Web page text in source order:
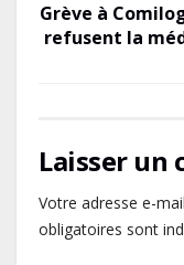
Grève à
refusent la
Laisser un
Votre adresse e-
obligatoires sont